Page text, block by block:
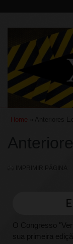
Home
O Congresso
sua primeira